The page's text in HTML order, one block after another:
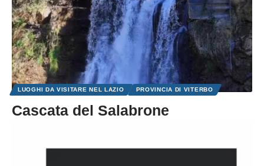
LUOGHI DA VISITARE NEL LAZIO PROVINCIA DI VITERBO
Cascata del Salabrone